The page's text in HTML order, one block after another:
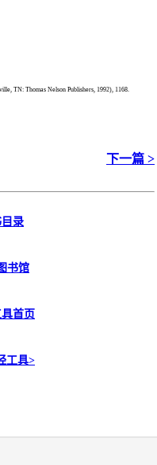
TN: Thomas Nelson Publishers, 1992), 1168.
下一篇 >
录
书馆
首页
工具>